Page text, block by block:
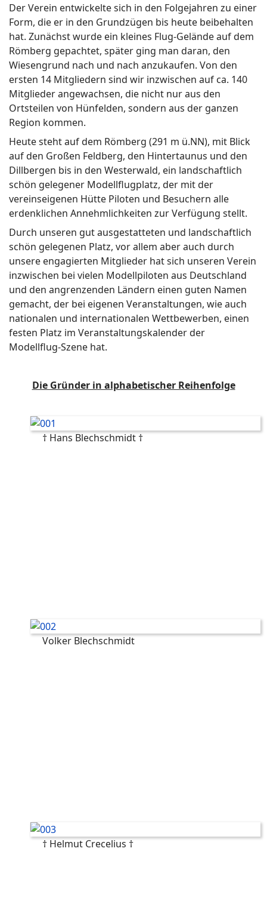
Der Verein entwickelte sich in den Folgejahren zu einer
Form, die er in den Grundzügen bis heute beibehalten
hat. Zunächst wurde ein kleines Flug-Gelände auf dem
Römberg gepachtet, später ging man daran, den
Wiesengrund nach und nach anzukaufen. Von den
ersten 14 Mitgliedern sind wir inzwischen auf ca. 140
Mitglieder angewachsen, die nicht nur aus den
Ortsteilen von Hünfelden, sondern aus der ganzen
Region kommen.
Heute steht auf dem Römberg (291 m ü.NN), mit Blick
auf den Großen Feldberg, den Hintertaunus und den
Dillbergen bis in den Westerwald, ein landschaftlich
schön gelegener Modellflugplatz, der mit der
vereinseigenen Hütte Piloten und Besuchern alle
erdenklichen Annehmlichkeiten zur Verfügung stellt.
Durch unseren gut ausgestatteten und landschaftlich
schön gelegenen Platz, vor allem aber auch durch
unsere engagierten Mitglieder hat sich unseren Verein
inzwischen bei vielen Modellpiloten aus Deutschland
und den angrenzenden Ländern einen guten Namen
gemacht, der bei eigenen Veranstaltungen, wie auch
nationalen und internationalen Wettbewerben, einen
festen Platz im Veranstaltungskalender der
Modellflug-Szene hat.
Die Gründer in alphabetischer Reihenfolge
† Hans Blechschmidt †
Volker Blechschmidt
† Helmut Crecelius †